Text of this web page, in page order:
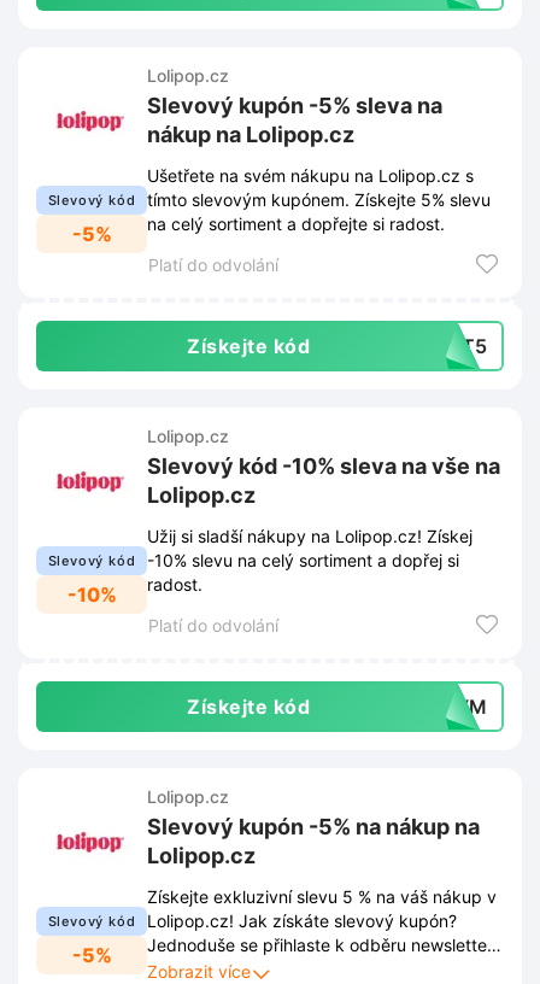
Slevový kód
-5%
Lolipop.cz
Slevový kupón -5% sleva na
nákup na Lolipop.cz
Ušetřete na svém nákupu na Lolipop.cz s
tímto slevovým kupónem. Získejte 5% slevu
na celý sortiment a dopřejte si radost.
Platí do odvolání
Získejte kód NET5
Slevový kód
-10%
Lolipop.cz
Slevový kód -10% sleva na vše na
Lolipop.cz
Užij si sladší nákupy na Lolipop.cz! Získej
-10% slevu na celý sortiment a dopřej si
radost.
Platí do odvolání
Získejte kód RNYM
Slevový kód
-5%
Lolipop.cz
Slevový kupón -5% na nákup na
Lolipop.cz
Získejte exkluzivní slevu 5 % na váš nákup v
Lolipop.cz! Jak získáte slevový kupón?
Jednoduše se přihlaste k odběru newsletteru
v dolní části stránky Lolipop.cz. Kromě slevy
Zobrazit více